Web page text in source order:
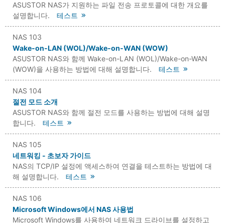
ASUSTOR NAS가 지원하는 파일 전송 프로토콜에 대한 개요를
설명합니다.
테스트
NAS 103
Wake-on-LAN (WOL)/Wake-on-WAN (WOW)
ASUSTOR NAS와 함께 Wake-on-LAN (WOL)/Wake-on-WAN
(WOW)을 사용하는 방법에 대해 설명합니다.
테스트
NAS 104
절전 모드 소개
ASUSTOR NAS와 함께 절전 모드를 사용하는 방법에 대해 설명
합니다.
테스트
NAS 105
네트워킹 - 초보자 가이드
NAS의 TCP/IP 설정에 액세스하여 연결을 테스트하는 방법에 대
해 설명합니다.
테스트
NAS 106
Microsoft Windows에서 NAS 사용법
Microsoft Windows를 사용하여 네트워크 드라이브를 설정하고